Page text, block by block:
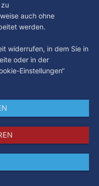
auch ohne
werden.
widerrufen, in dem Sie in
oder in der
Einstellungen“